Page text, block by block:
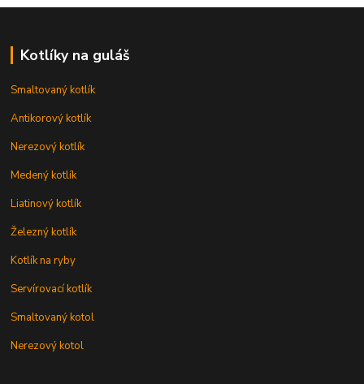
Kotlíky na guláš
Smaltovaný kotlík
Antikorový kotlík
Nerezový kotlík
Medený kotlík
Liatinový kotlík
Železný kotlík
Kotlík na ryby
Servírovací kotlík
Smaltovaný kotol
Nerezový kotol